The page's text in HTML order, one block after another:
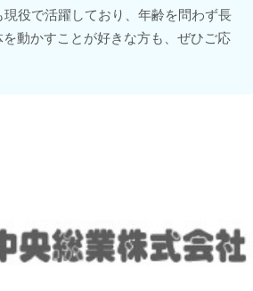
役で活躍しており、年齢を問わず長
を動かすことが好きな方も、ぜひご応